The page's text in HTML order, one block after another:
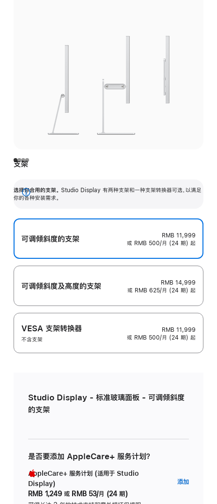
支架
选择你合用的支架。 Studio Display 有两种支架和一种支架转换器可选，以满足
你的各种安装需求。
展
可调倾斜度的支架
RMB 11,999
或 RMB 500/月 (24 期) 起
可调倾斜度及高‍度的支‍架
RMB 14,999
或 RMB 625/月 (24 期) 起
VESA 支架转换器
不含支架
RMB 11,999
或 RMB 500/月 (24 期) 起
Studio Display - 标准玻璃面板 - 可调倾斜度
的支架
是否要添加 AppleCare+ 服务计划？
AppleCare+ 服务计划 (适用于 Studio
Display)
RMB 1,249 或 RMB 53/月 (24 期)
添加